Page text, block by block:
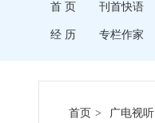
首 页 刊首快语
经 历 专栏作家
首页 > 广电视听